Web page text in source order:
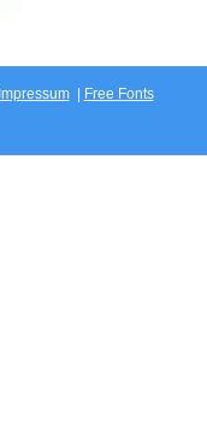
Impressum|
Free Fonts